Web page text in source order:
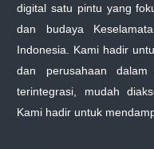
digital satu pintu yang
dan budaya
Indonesia. Kami hadir
dan perusahaan
terintegrasi, mudah
Kami hadir untuk